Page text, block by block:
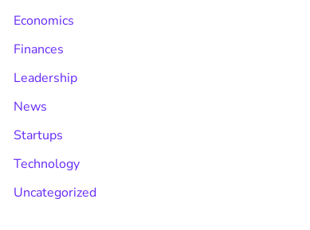
Economics
Finances
Leadership
News
Startups
Technology
Uncategorized